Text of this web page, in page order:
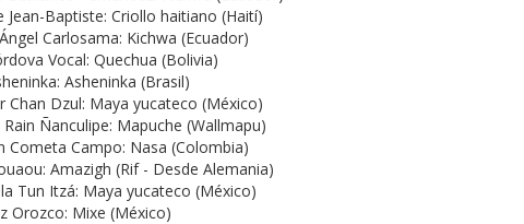
Jean-Baptiste: Criollo haitiano (Haití)
Carlosama: Kichwa (Ecuador)
Vocal: Quechua (Bolivia)
Asheninka (Brasil)
Chan Dzul: Maya yucateco (México)
Ñanculipe: Mapuche (Wallmapu)
Cometa Campo: Nasa (Colombia)
Amazigh (Rif - Desde Alemania)
Tun Itzá: Maya yucateco (México)
Orozco: Mixe (México)